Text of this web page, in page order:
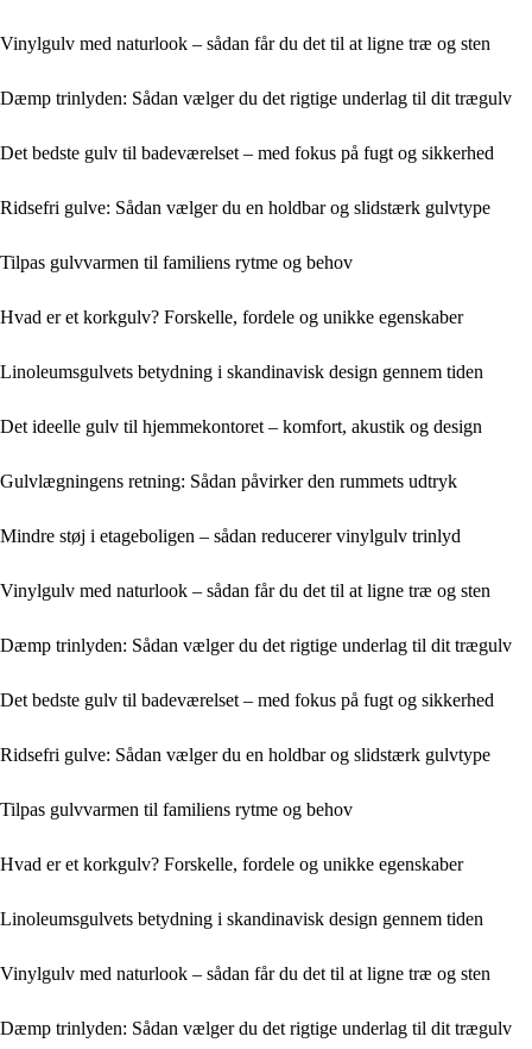
Vinylgulv med naturlook – sådan får du det til at ligne træ og sten
Dæmp trinlyden: Sådan vælger du det rigtige underlag til dit trægulv
Det bedste gulv til badeværelset – med fokus på fugt og sikkerhed
Ridsefri gulve: Sådan vælger du en holdbar og slidstærk gulvtype
Tilpas gulvvarmen til familiens rytme og behov
Hvad er et korkgulv? Forskelle, fordele og unikke egenskaber
Linoleumsgulvets betydning i skandinavisk design gennem tiden
Det ideelle gulv til hjemmekontoret – komfort, akustik og design
Gulvlægningens retning: Sådan påvirker den rummets udtryk
Mindre støj i etageboligen – sådan reducerer vinylgulv trinlyd
Vinylgulv med naturlook – sådan får du det til at ligne træ og sten
Dæmp trinlyden: Sådan vælger du det rigtige underlag til dit trægulv
Det bedste gulv til badeværelset – med fokus på fugt og sikkerhed
Ridsefri gulve: Sådan vælger du en holdbar og slidstærk gulvtype
Tilpas gulvvarmen til familiens rytme og behov
Hvad er et korkgulv? Forskelle, fordele og unikke egenskaber
Linoleumsgulvets betydning i skandinavisk design gennem tiden
Vinylgulv med naturlook – sådan får du det til at ligne træ og sten
Dæmp trinlyden: Sådan vælger du det rigtige underlag til dit trægulv